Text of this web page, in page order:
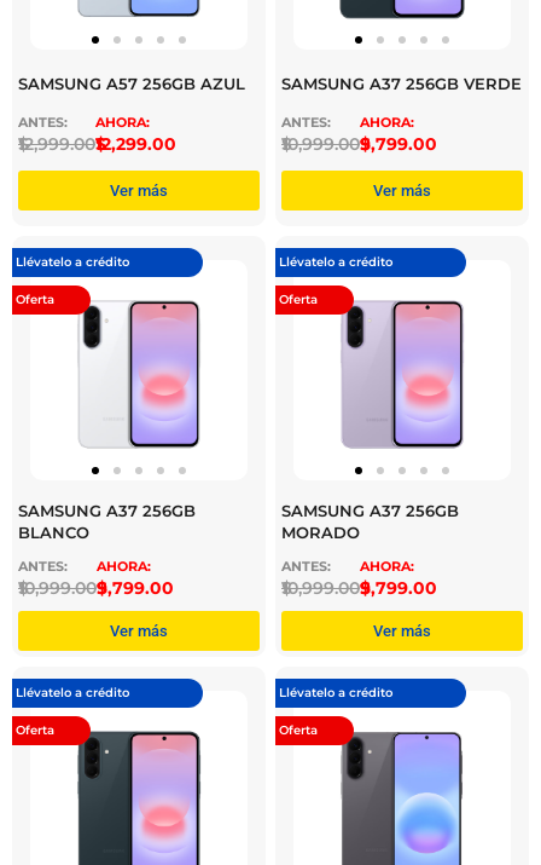
SAMSUNG A57 256GB AZUL
$
12,999.00$
12,299.00
Ver más
SAMSUNG A37 256GB VERDE
$
10,999.00$
9,799.00
Ver más
Llévatelo a crédito
Oferta
SAMSUNG A37 256GB
BLANCO
$
10,999.00$
9,799.00
Ver más
Llévatelo a crédito
Oferta
SAMSUNG A37 256GB
MORADO
$
10,999.00$
9,799.00
Ver más
Llévatelo a crédito
Oferta
Llévatelo a crédito
Oferta